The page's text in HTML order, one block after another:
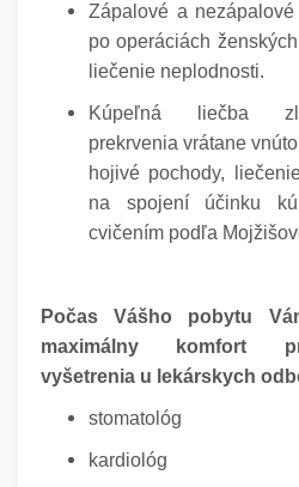
Zápalové a
po operáciách
liečenie neplodnosti.
Kúpeľná liečba
prekrvenia vrátane
hojivé pochody,
na spojení účinku
cvičením podľa
Počas Vášho pobytu
maximálny komfort
vyšetrenia u lekárskych
stomatológ
kardiológ